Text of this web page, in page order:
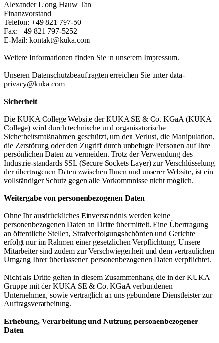
Alexander Liong Hauw Tan
Finanzvorstand
Telefon: +49 821 797-50
Fax: +49 821 797-5252
E-Mail: kontakt@kuka.com
Weitere Informationen finden Sie in unserem Impressum.
Unseren Datenschutzbeauftragten erreichen Sie unter data-
privacy@kuka.com.
Sicherheit
Die KUKA College Website der KUKA SE & Co. KGaA (KUKA
College) wird durch technische und organisatorische
Sicherheitsmaßnahmen geschützt, um den Verlust, die Manipulation,
die Zerstörung oder den Zugriff durch unbefugte Personen auf Ihre
persönlichen Daten zu vermeiden. Trotz der Verwendung des
Industrie-standards SSL (Secure Sockets Layer) zur Verschlüsselung
der übertragenen Daten zwischen Ihnen und unserer Website, ist ein
vollständiger Schutz gegen alle Vorkommnisse nicht möglich.
Weitergabe von personenbezogenen Daten
Ohne Ihr ausdrückliches Einverständnis werden keine
personenbezogenen Daten an Dritte übermittelt. Eine Übertragung
an öffentliche Stellen, Strafverfolgungsbehörden und Gerichte
erfolgt nur im Rahmen einer gesetzlichen Verpflichtung. Unsere
Mitarbeiter sind zudem zur Verschwiegenheit und dem vertraulichen
Umgang Ihrer überlassenen personenbezogenen Daten verpflichtet.
Nicht als Dritte gelten in diesem Zusammenhang die in der KUKA
Gruppe mit der KUKA SE & Co. KGaA verbundenen
Unternehmen, sowie vertraglich an uns gebundene Dienstleister zur
Auftragsverarbeitung.
Erhebung, Verarbeitung und Nutzung personenbezogener
Daten